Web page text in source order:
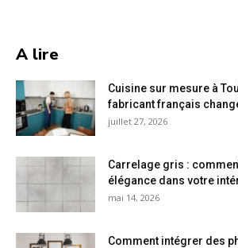
A lire
Cuisine sur mesure à
fabricant français
juillet 27, 2026
Carrelage gris :
élégance dans votre
mai 14, 2026
Comment intégrer des